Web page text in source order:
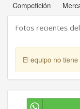
Competición
Fotos recientes
El equipo no